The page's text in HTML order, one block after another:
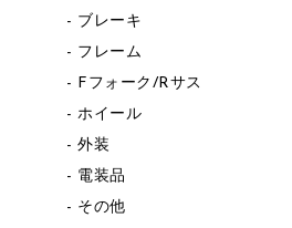
ブレーキ
フレーム
Fフォーク/Rサス
ホイール
外装
電装品
その他